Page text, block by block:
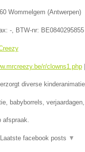
Wommelgem (Antwerpen)
-, BTW-nr: BE0840295855
r/clowns1.php|
diverse
babyborrels,
afspraak.
Laatste facebook posts ▼